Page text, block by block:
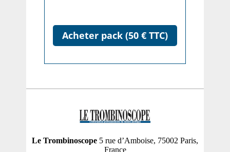
Acheter pack (50 € TTC)
Le Trombinoscope 5 rue d’Amboise, 75002 Paris,
France